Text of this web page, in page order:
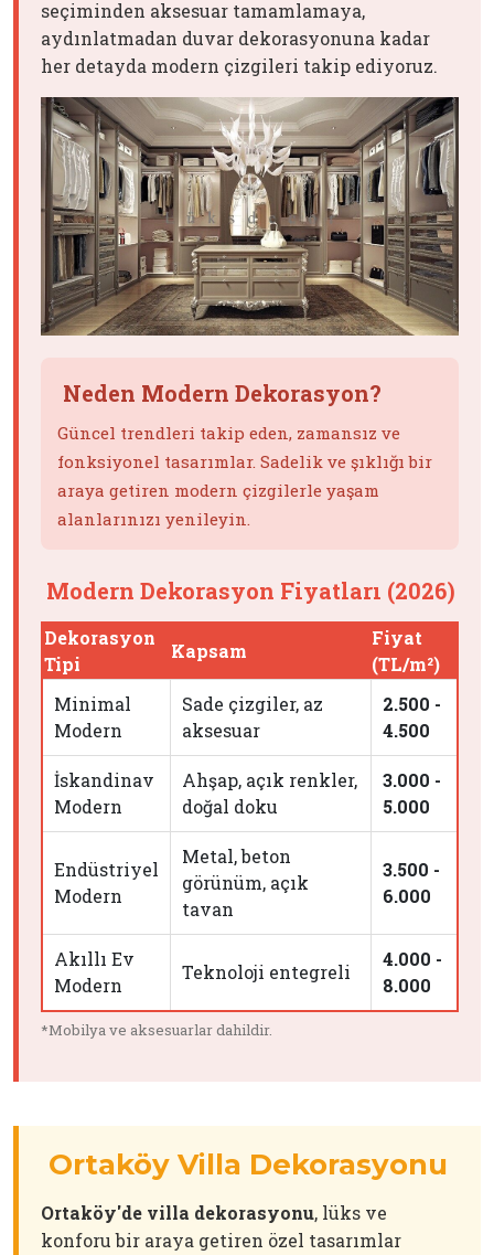
seçiminden aksesuar tamamlamaya,
aydınlatmadan duvar dekorasyonuna kadar
her detayda modern çizgileri takip ediyoruz.
Neden Modern Dekorasyon?
Güncel trendleri takip eden, zamansız ve
fonksiyonel tasarımlar. Sadelik ve şıklığı bir
araya getiren modern çizgilerle yaşam
alanlarınızı yenileyin.
Modern Dekorasyon Fiyatları (2026)
Dekorasyon
Tipi
Kapsam
Fiyat
(TL/m²)
Minimal
Modern
Sade çizgiler, az
aksesuar
2.500 -
4.500
İskandinav
Modern
Ahşap, açık renkler,
doğal doku
3.000 -
5.000
Endüstriyel
Modern
Metal, beton
görünüm, açık
tavan
3.500 -
6.000
Akıllı Ev
Modern
Teknoloji entegreli
4.000 -
8.000
*Mobilya ve aksesuarlar dahildir.
Ortaköy Villa Dekorasyonu
Ortaköy'de villa dekorasyonu, lüks ve
konforu bir araya getiren özel tasarımlar